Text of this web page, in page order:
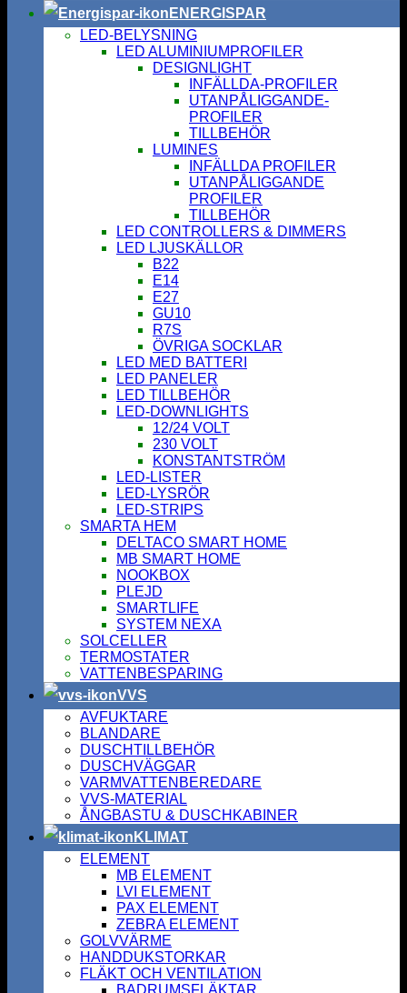
ENERGISPAR
LED-BELYSNING
LED ALUMINIUMPROFILER
DESIGNLIGHT
INFÄLLDA-PROFILER
UTANPÅLIGGANDE-
PROFILER
TILLBEHÖR
LUMINES
INFÄLLDA PROFILER
UTANPÅLIGGANDE
PROFILER
TILLBEHÖR
LED CONTROLLERS & DIMMERS
LED LJUSKÄLLOR
B22
E14
E27
GU10
R7S
ÖVRIGA SOCKLAR
LED MED BATTERI
LED PANELER
LED TILLBEHÖR
LED-DOWNLIGHTS
12/24 VOLT
230 VOLT
KONSTANTSTRÖM
LED-LISTER
LED-LYSRÖR
LED-STRIPS
SMARTA HEM
DELTACO SMART HOME
MB SMART HOME
NOOKBOX
PLEJD
SMARTLIFE
SYSTEM NEXA
SOLCELLER
TERMOSTATER
VATTENBESPARING
VVS
AVFUKTARE
BLANDARE
DUSCHTILLBEHÖR
DUSCHVÄGGAR
VARMVATTENBEREDARE
VVS-MATERIAL
ÅNGBASTU & DUSCHKABINER
KLIMAT
ELEMENT
MB ELEMENT
LVI ELEMENT
PAX ELEMENT
ZEBRA ELEMENT
GOLVVÄRME
HANDDUKSTORKAR
FLÄKT OCH VENTILATION
BADRUMSFLÄKTAR